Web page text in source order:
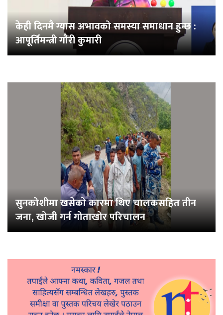
केही दिनमै ग्यास अभावको समस्या समाधान हुन्छ :
आपूर्तिमन्त्री गौरी कुमारी
सुनकोशीमा खसेको कारमा थिए चालकसहित तीन
जना, खोजी गर्न गोताखोर परिचालन